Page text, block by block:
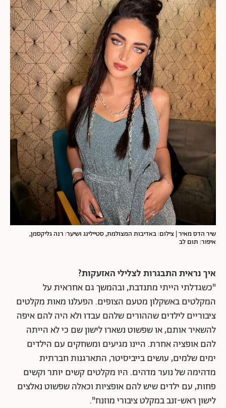
שיר הדס מאיר | צילום: באדיבות המצולמת, סטיילינג ושיער: רנה גליקסמן,
איפור: תום לב
איך נראית התבגרות לצלילי האזעקות?
"כשגדלתי הייתי מתנדבת, ובהמשך גם אחראית על
המקלטים באשקלון מטעם הצופים. הפעלנו מאות מקלטים
ציבוריים לילדים שההורים שלהם עבדו ולא היה להם איפה
להשאיר אותם, או שפשוט נשארו לישון שם כי לא הייתה
להם אופציה אחרת. היינו מגיעים ומשחקים עם הילדים
ימים שלמים, עושים בייביסיטר, התארגנות חברתית
מדהימה של נוער מדהים. היו מקלטים קשים יותר וקשים
פחות, עם ילדים שיש להם אופציות וכאלה שפשוט נאלצים
לישון ראש-זנב במקלט ציבורי מוזנח".